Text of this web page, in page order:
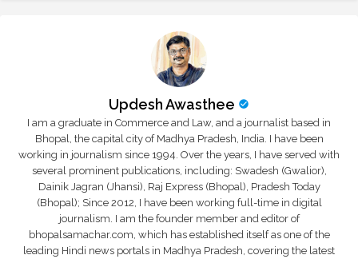
Updesh Awasthee
I am a graduate in Commerce and Law, and a journalist based in
Bhopal, the capital city of Madhya Pradesh, India. I have been
working in journalism since 1994. Over the years, I have served with
several prominent publications, including: Swadesh (Gwalior),
Dainik Jagran (Jhansi), Raj Express (Bhopal), Pradesh Today
(Bhopal); Since 2012, I have been working full-time in digital
journalism. I am the founder member and editor of
bhopalsamachar.com, which has established itself as one of the
leading Hindi news portals in Madhya Pradesh, covering the latest